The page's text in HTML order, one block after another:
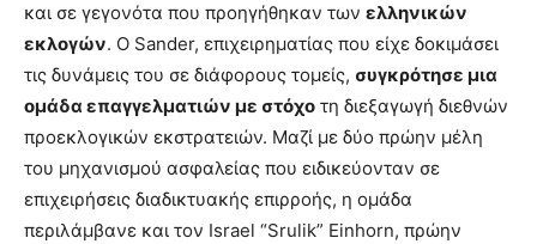
και σε γεγονότα που προηγήθηκαν των ελληνικών
εκλογών. Ο Sander, επιχειρηματίας που είχε δοκιμάσει
τις δυνάμεις του σε διάφορους τομείς, συγκρότησε μια
ομάδα επαγγελματιών με στόχο τη διεξαγωγή διεθνών
προεκλογικών εκστρατειών. Μαζί με δύο πρώην μέλη
του μηχανισμού ασφαλείας που ειδικεύονταν σε
επιχειρήσεις διαδικτυακής επιρροής, η ομάδα
περιλάμβανε και τον Israel “Srulik” Einhorn, πρώην